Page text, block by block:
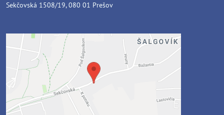
Sekčovská 1508/19, 080 01 Prešov